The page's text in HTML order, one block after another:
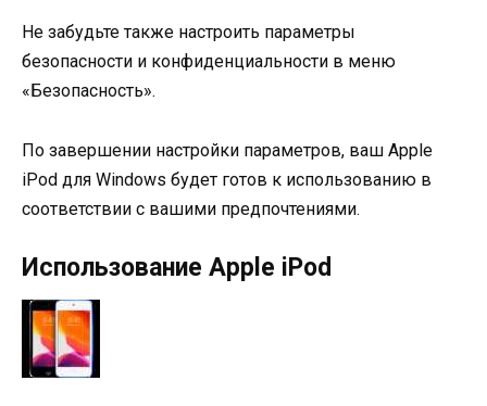
Не забудьте также настроить параметры
безопасности и конфиденциальности в меню
«Безопасность».
По завершении настройки параметров, ваш Apple
iPod для Windows будет готов к использованию в
соответствии с вашими предпочтениями.
Использование Apple iPod